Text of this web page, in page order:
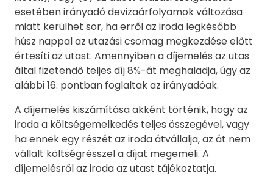
esetében irányadó devizaárfolyamok változása
miatt kerülhet sor, ha erről az iroda legkésőbb
húsz nappal az utazási csomag megkezdése előtt
értesíti az utast. Amennyiben a díjemelés az utas
által fizetendő teljes díj 8%-át meghaladja, úgy az
alábbi 16. pontban foglaltak az irányadóak.
A díjemelés kiszámítása akként történik, hogy az
iroda a költségemelkedés teljes összegével, vagy
ha ennek egy részét az iroda átvállalja, az át nem
vállalt költségrésszel a díjat megemeli. A
díjemelésről az iroda az utast tájékoztatja.